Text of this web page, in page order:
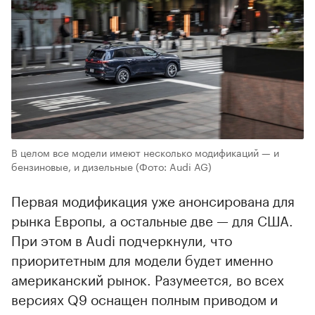
В целом все модели имеют несколько модификаций — и
бензиновые, и дизельные(Фото: Audi AG)
Первая модификация уже анонсирована для
рынка Европы, а остальные две — для США.
При этом в Audi подчеркнули, что
приоритетным для модели будет именно
американский рынок. Разумеется, во всех
версиях Q9 оснащен полным приводом и